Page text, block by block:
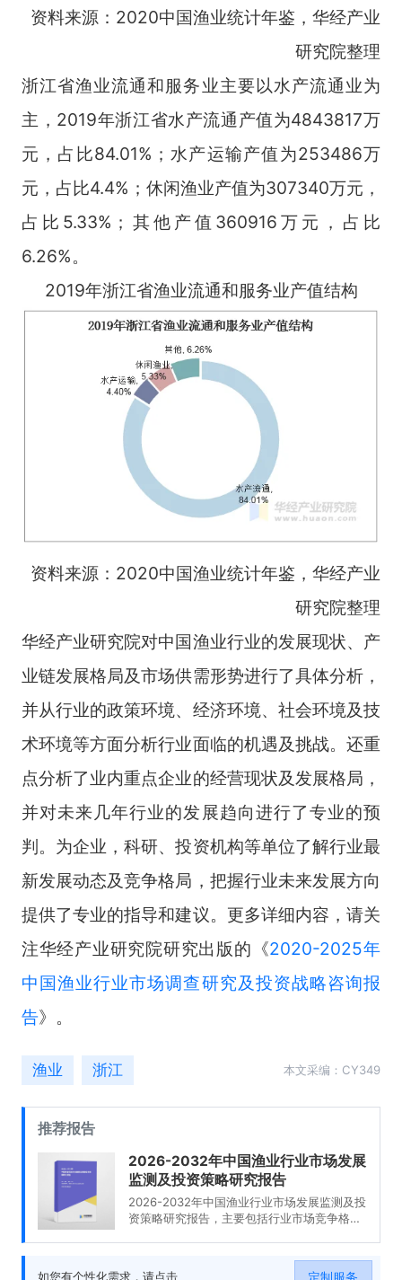
资料来源：2020中国渔业统计年鉴，华经产业
研究院整理
浙江省渔业流通和服务业主要以水产流通业为
主，2019年浙江省水产流通产值为4843817万
元，占比84.01%；水产运输产值为253486万
元，占比4.4%；休闲渔业产值为307340万元，
占比5.33%；其他产值360916万元，占比
6.26%。
2019年浙江省渔业流通和服务业产值结构
资料来源：2020中国渔业统计年鉴，华经产业
研究院整理
华经产业研究院对中国渔业行业的发展现状、产
业链发展格局及市场供需形势进行了具体分析，
并从行业的政策环境、经济环境、社会环境及技
术环境等方面分析行业面临的机遇及挑战。还重
点分析了业内重点企业的经营现状及发展格局，
并对未来几年行业的发展趋向进行了专业的预
判。为企业，科研、投资机构等单位了解行业最
新发展动态及竞争格局，把握行业未来发展方向
提供了专业的指导和建议。更多详细内容，请关
注华经产业研究院研究出版的《2020-2025年
中国渔业行业市场调查研究及投资战略咨询报
告》。
渔业 浙江 本文采编：CY349
推荐报告
2026-2032年中国渔业行业市场发展
监测及投资策略研究报告
2026-2032年中国渔业行业市场发展监测及投
资策略研究报告，主要包括行业市场竞争格局
如您有个性化需求，请点击
定制服务